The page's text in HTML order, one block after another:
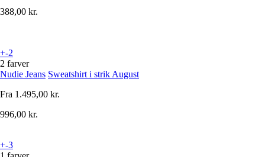
388,00 kr.
+-2
2 farver
Nudie Jeans Sweatshirt i strik August
Fra 1.495,00 kr.
996,00 kr.
+-3